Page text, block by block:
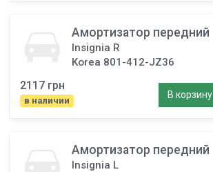
Амортизатор передний
Insignia R
Korea 801-412-JZ36
2117 грн
в наличии
В корзину
Амортизатор передний
Insignia L